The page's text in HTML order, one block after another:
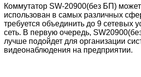
Коммутатор SW-20900(без БП)
использован в самых различных
требуется объединить до 9 сетевых
сеть. В первую очередь,
лучше подойдет для организации
видеонаблюдения на предприятии.